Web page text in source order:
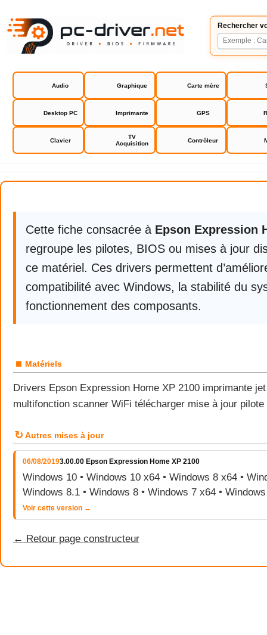
Rechercher
Audio Graphique Carte mère
Desktop PC Imprimante GPS
Clavier
TV
Acquisition
Contrôleur
Epson Expression Home XP 2100
Cette fiche consacrée à Epson Expression
regroupe les pilotes, BIOS ou mises à jour
ce matériel. Ces drivers permettent
compatibilité avec Windows, la stabilité du
fonctionnement des composants.
■ Matériels
Drivers Epson Expression Home XP 2100 imprimante
multifonction scanner WiFi télécharger mise à jour
↻ Autres mises à jour
06/08/20193.00.00 Epson Expression Home XP 2100
Windows 10 • Windows 10 x64 • Windows 8 x64 •
Windows 8.1 • Windows 8 • Windows 7 x64 •
Voir cette version →
← Retour page constructeur